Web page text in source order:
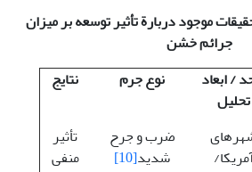
تحقیقات موجود دربارة تأثیر توسعه بر میزان
جرائم خشن
/ ابعاد
تحلیل
نوع جرم نتایج
ضرب و جرح
شدید[10]
تأثیر
منفی